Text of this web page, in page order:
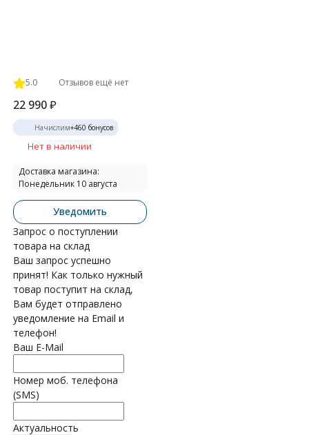
5.0 Отзывов ещё нет
22 990₽
Начислим+460 бонусов
Нет в наличии
Доставка магазина:
Понедельник 10 августа
Уведомить
Запрос о поступлении
товара на склад
Ваш запрос успешно
принят! Как только нужный
товар поступит на склад,
Вам будет отправлено
уведомление на Email и
телефон!
Ваш E-Mail
Номер моб. телефона
(SMS)
Актуальность